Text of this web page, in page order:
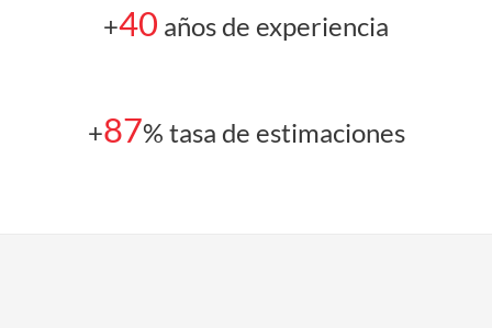
+40 años de experiencia
+87% tasa de estimaciones